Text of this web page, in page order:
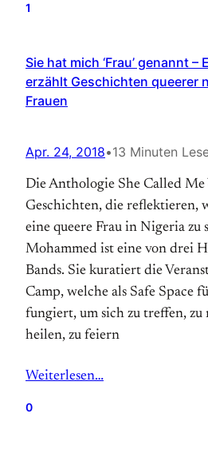
1
Sie hat mich ‘Frau’ genannt
erzählt Geschichten queerer
Frauen
Apr. 24, 2018•13 Minuten
Die Anthologie She Called
Geschichten, die reflektieren,
eine queere Frau in Nigeria zu
Mohammed ist eine von drei
Bands. Sie kuratiert die
Camp, welche als Safe Space
fungiert, um sich zu treffen, zu
heilen, zu feiern
Weiterlesen…
0